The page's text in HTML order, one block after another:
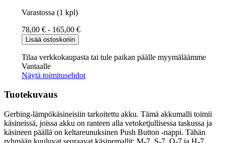
Varastossa (1 kpl)
78,00 € - 165,00 €
Gerbing
7V
akku
Pb
määrä
Lisää ostoskoriin
Tilaa verkkokaupasta tai tule paikan päälle myymäläämme
Vantaalle
Näytä toimitusehdot
Tuotekuvaus
Gerbing-lämpökäsineisiin tarkoitettu akku. Tämä akkumalli toimii
käsineissä, joissa akku on ranteen alla vetoketjullisessa taskussa ja
käsineen päällä on keltareunuksinen Push Button -nappi. Tähän
ryhmään kuuluvat seuraavat käsinemallit: M-7, S-7, O-7 ja H-7.